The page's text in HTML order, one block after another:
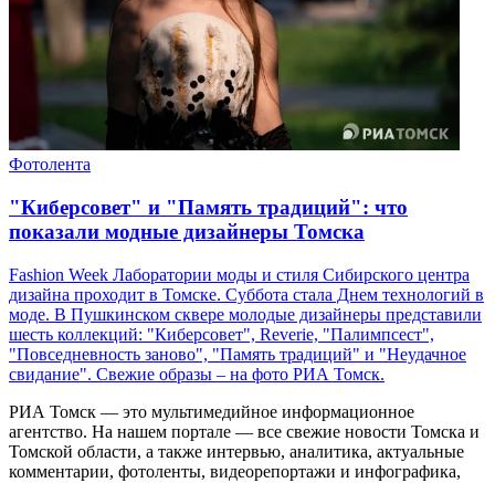
Фотолента
"Киберсовет" и "Память традиций": что
показали модные дизайнеры Томска
Fashion Week Лаборатории моды и стиля Сибирского центра
дизайна проходит в Томске. Суббота стала Днем технологий в
моде. В Пушкинском сквере молодые дизайнеры представили
шесть коллекций: "Киберсовет", Reverie, "Палимпсест",
"Повседневность заново", "Память традиций" и "Неудачное
свидание". Свежие образы – на фото РИА Томск.
РИА Томск — это мультимедийное информационное
агентство. На нашем портале — все свежие новости Томска и
Томской области, а также интервью, аналитика, актуальные
комментарии, фотоленты, видеорепортажи и инфографика,